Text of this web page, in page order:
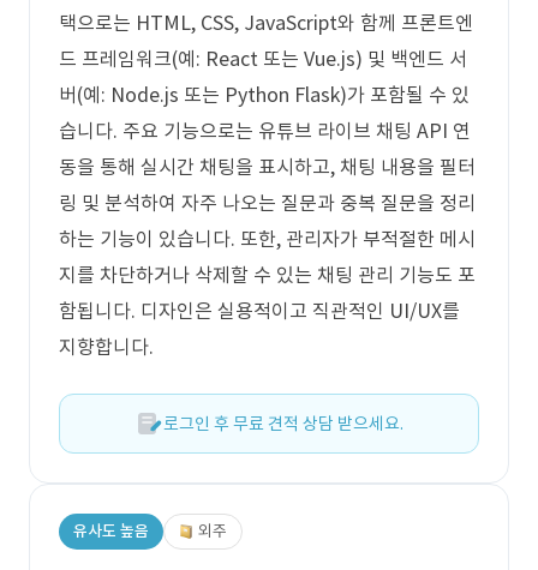
택으로는 HTML, CSS, JavaScript와 함께 프론트엔
드 프레임워크(예: React 또는 Vue.js) 및 백엔드 서
버(예: Node.js 또는 Python Flask)가 포함될 수 있
습니다. 주요 기능으로는 유튜브 라이브 채팅 API 연
동을 통해 실시간 채팅을 표시하고, 채팅 내용을 필터
링 및 분석하여 자주 나오는 질문과 중복 질문을 정리
하는 기능이 있습니다. 또한, 관리자가 부적절한 메시
지를 차단하거나 삭제할 수 있는 채팅 관리 기능도 포
함됩니다. 디자인은 실용적이고 직관적인 UI/UX를
지향합니다.
로그인 후 무료 견적 상담 받으세요.
유사도 높음 외주